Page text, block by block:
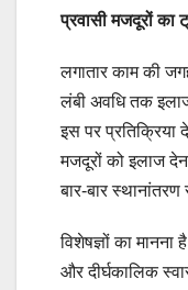
प्रवासी मजदूरों
लगातार काम की
लंबी अवधि तक
इस पर प्रतिक्रिया
मजदूरों को इलाज
बार-बार स्थानांतरण
विशेषज्ञों का
और दीर्घकालिक